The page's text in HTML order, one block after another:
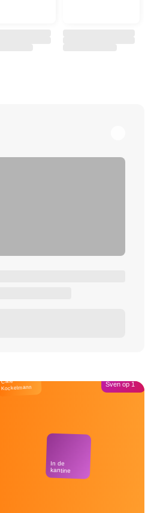
Café
Kockelmann
In de
kantine
Sven op 1